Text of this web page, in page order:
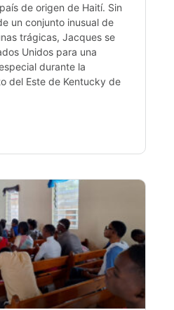
de origen de Haití. Sin
un conjunto inusual de
trágicas, Jacques se
Unidos para una
durante la
del Este de Kentucky de